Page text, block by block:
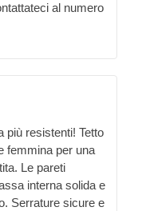
al numero
più resistenti! Tetto
femmina per una
Le pareti
interna solida e
Serrature sicure e